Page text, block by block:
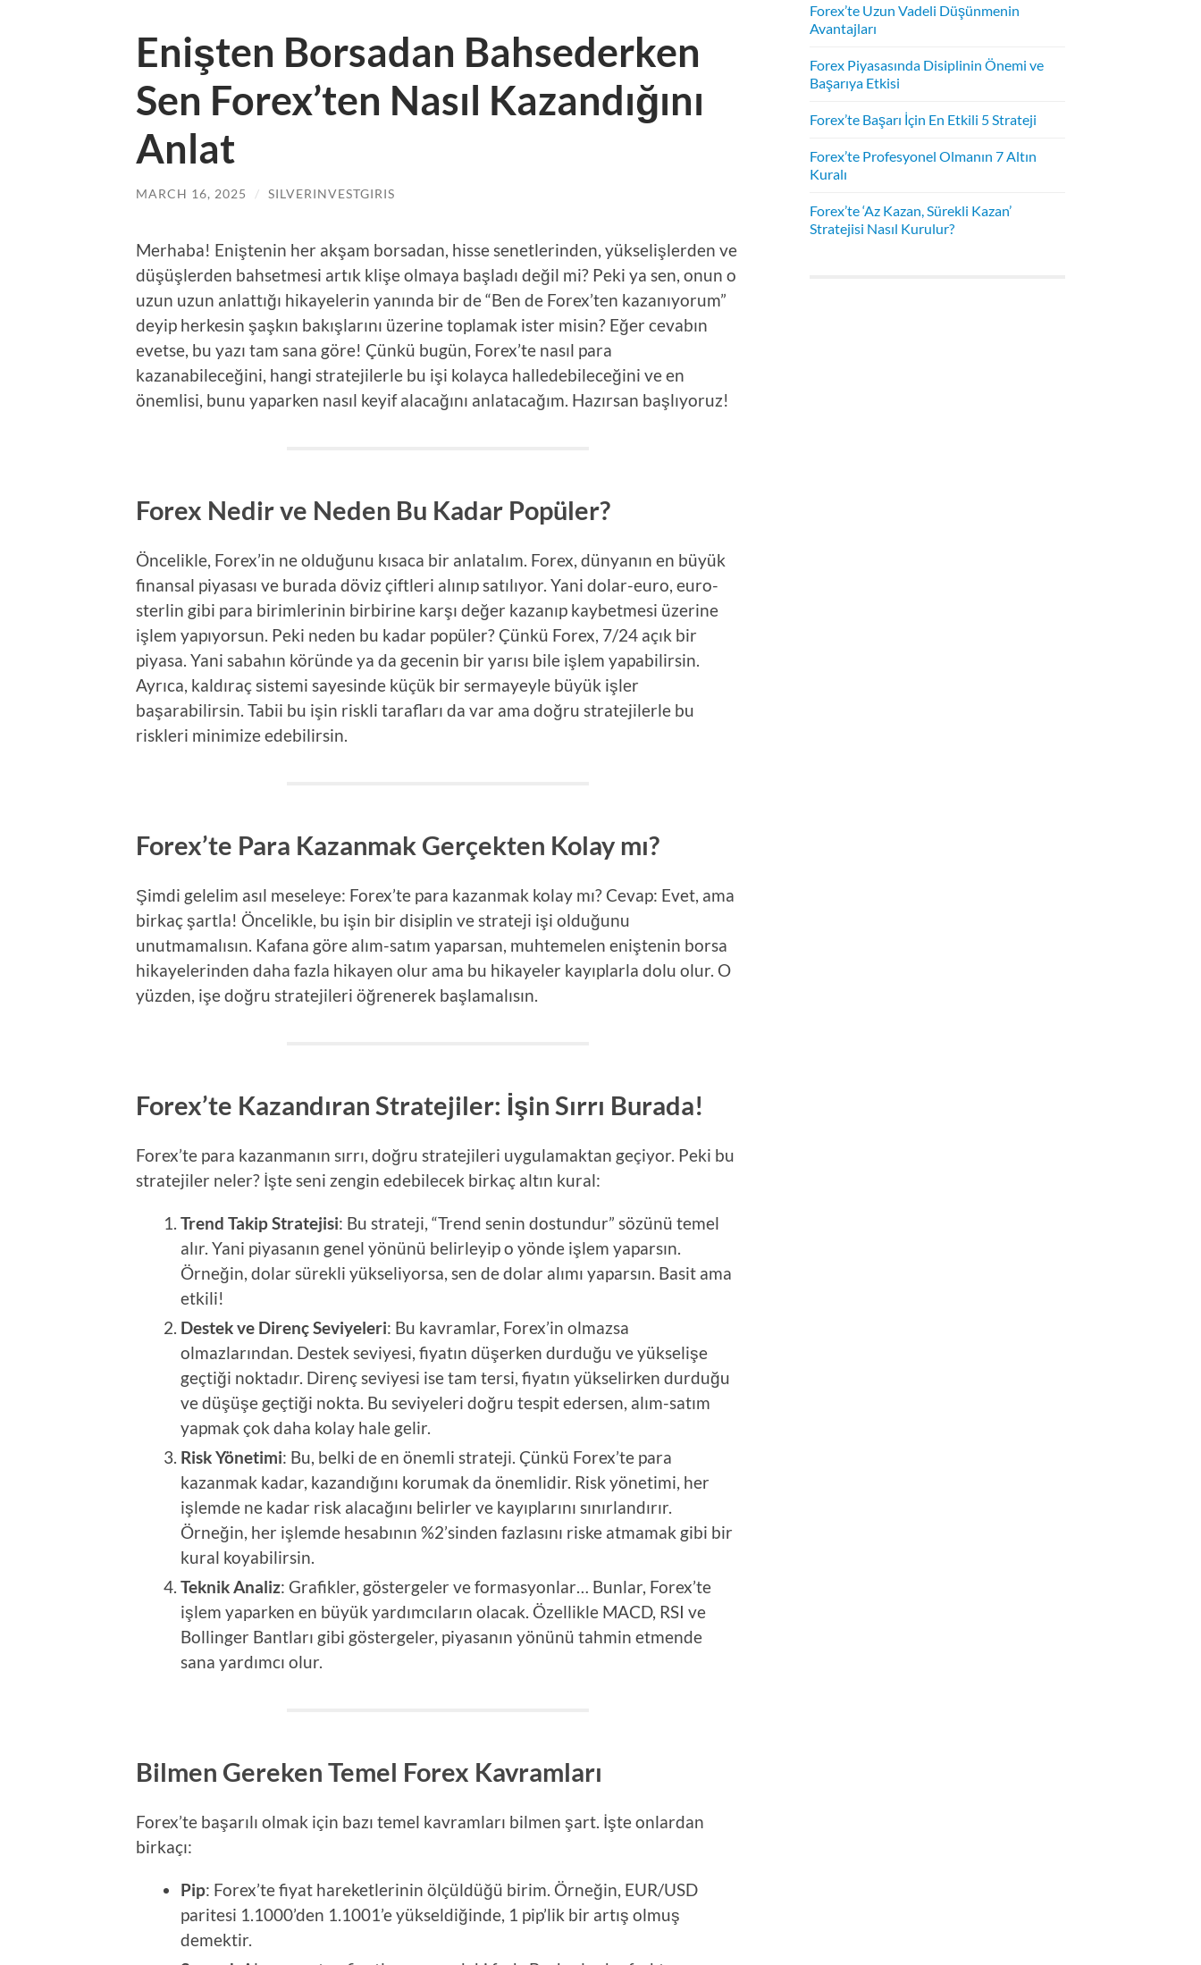
Enişten Borsadan Bahsederken
Sen Forex’ten Nasıl Kazandığını
Anlat
MARCH 16, 2025 / SILVERINVESTGIRIS
Merhaba! Eniştenin her akşam borsadan, hisse senetlerinden, yükselişlerden ve
düşüşlerden bahsetmesi artık klişe olmaya başladı değil mi? Peki ya sen, onun o
uzun uzun anlattığı hikayelerin yanında bir de “Ben de Forex’ten kazanıyorum”
deyip herkesin şaşkın bakışlarını üzerine toplamak ister misin? Eğer cevabın
evetse, bu yazı tam sana göre! Çünkü bugün, Forex’te nasıl para
kazanabileceğini, hangi stratejilerle bu işi kolayca halledebileceğini ve en
önemlisi, bunu yaparken nasıl keyif alacağını anlatacağım. Hazırsan başlıyoruz!
Forex Nedir ve Neden Bu Kadar Popüler?
Öncelikle, Forex’in ne olduğunu kısaca bir anlatalım. Forex, dünyanın en büyük
finansal piyasası ve burada döviz çiftleri alınıp satılıyor. Yani dolar-euro, euro-
sterlin gibi para birimlerinin birbirine karşı değer kazanıp kaybetmesi üzerine
işlem yapıyorsun. Peki neden bu kadar popüler? Çünkü Forex, 7/24 açık bir
piyasa. Yani sabahın köründe ya da gecenin bir yarısı bile işlem yapabilirsin.
Ayrıca, kaldıraç sistemi sayesinde küçük bir sermayeyle büyük işler
başarabilirsin. Tabii bu işin riskli tarafları da var ama doğru stratejilerle bu
riskleri minimize edebilirsin.
Forex’te Para Kazanmak Gerçekten Kolay mı?
Şimdi gelelim asıl meseleye: Forex’te para kazanmak kolay mı? Cevap: Evet, ama
birkaç şartla! Öncelikle, bu işin bir disiplin ve strateji işi olduğunu
unutmamalısın. Kafana göre alım-satım yaparsan, muhtemelen eniştenin borsa
hikayelerinden daha fazla hikayen olur ama bu hikayeler kayıplarla dolu olur. O
yüzden, işe doğru stratejileri öğrenerek başlamalısın.
Forex’te Kazandıran Stratejiler: İşin Sırrı Burada!
Forex’te para kazanmanın sırrı, doğru stratejileri uygulamaktan geçiyor. Peki bu
stratejiler neler? İşte seni zengin edebilecek birkaç altın kural:
Trend Takip Stratejisi: Bu strateji, “Trend senin dostundur” sözünü temel
alır. Yani piyasanın genel yönünü belirleyip o yönde işlem yaparsın.
Örneğin, dolar sürekli yükseliyorsa, sen de dolar alımı yaparsın. Basit ama
etkili!
Destek ve Direnç Seviyeleri: Bu kavramlar, Forex’in olmazsa
olmazlarından. Destek seviyesi, fiyatın düşerken durduğu ve yükselişe
geçtiği noktadır. Direnç seviyesi ise tam tersi, fiyatın yükselirken durduğu
ve düşüşe geçtiği nokta. Bu seviyeleri doğru tespit edersen, alım-satım
yapmak çok daha kolay hale gelir.
Risk Yönetimi: Bu, belki de en önemli strateji. Çünkü Forex’te para
kazanmak kadar, kazandığını korumak da önemlidir. Risk yönetimi, her
işlemde ne kadar risk alacağını belirler ve kayıplarını sınırlandırır.
Örneğin, her işlemde hesabının %2’sinden fazlasını riske atmamak gibi bir
kural koyabilirsin.
Teknik Analiz: Grafikler, göstergeler ve formasyonlar… Bunlar, Forex’te
işlem yaparken en büyük yardımcıların olacak. Özellikle MACD, RSI ve
Bollinger Bantları gibi göstergeler, piyasanın yönünü tahmin etmende
sana yardımcı olur.
Bilmen Gereken Temel Forex Kavramları
Forex’te başarılı olmak için bazı temel kavramları bilmen şart. İşte onlardan
birkaçı:
Pip: Forex’te fiyat hareketlerinin ölçüldüğü birim. Örneğin, EUR/USD
paritesi 1.1000’den 1.1001’e yükseldiğinde, 1 pip’lik bir artış olmuş
demektir.
Forex’te Uzun Vadeli Düşünmenin
Avantajları
Forex Piyasasında Disiplinin Önemi ve
Başarıya Etkisi
Forex’te Başarı İçin En Etkili 5 Strateji
Forex’te Profesyonel Olmanın 7 Altın
Kuralı
Forex’te ‘Az Kazan, Sürekli Kazan’
Stratejisi Nasıl Kurulur?